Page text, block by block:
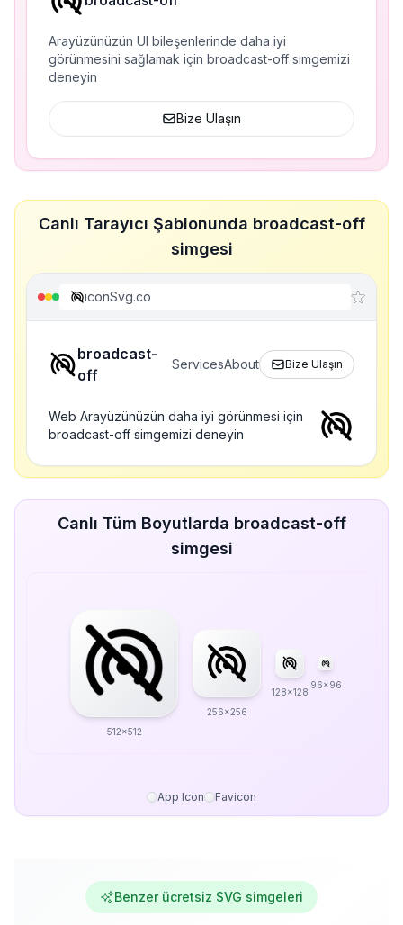
Arayüzünüzün UI bileşenlerinde daha iyi
görünmesini sağlamak için broadcast-off simgemizi
deneyin
Bize Ulaşın
Canlı Tarayıcı Şablonunda broadcast-off
simgesi
iconSvg.co
broadcast-
off
ServicesAbout Bize Ulaşın
Web Arayüzünüzün daha iyi görünmesi için
broadcast-off simgemizi deneyin
Canlı Tüm Boyutlarda broadcast-off
simgesi
512x512
256x256
128x128
96x96
App Icon Favicon
Benzer ücretsiz SVG simgeleri